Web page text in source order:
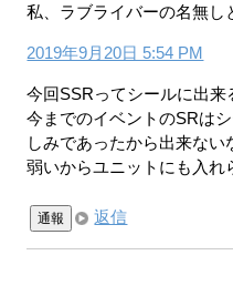
私、ラブライバーの名無し
2019年9月20日 5:54 PM
今回SSRってシールに出来
今までのイベントのSRは
しみであったから出来な
弱いからユニットにも入れ
通報 返信